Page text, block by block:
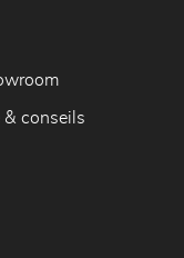
& conseils